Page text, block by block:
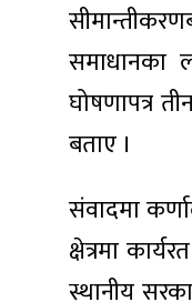
समाधानका
घोषणापत्र
बताए ।
संवादमा
क्षेत्रमा
स्थानीय